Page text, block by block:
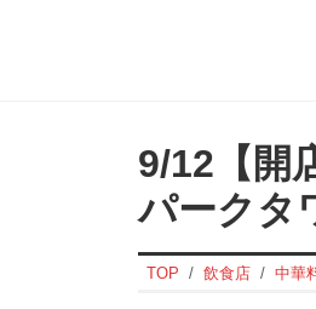
9/12【開
パークタ
TOP 飲食店 中華